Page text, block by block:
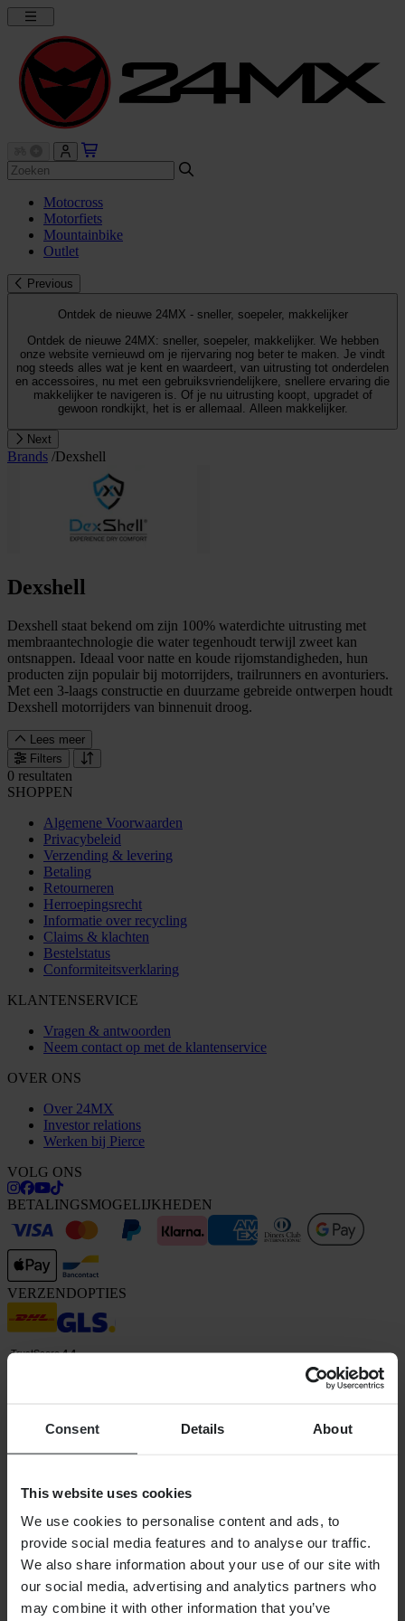
Consent Details About
This website uses cookies
We use cookies to personalise content and ads, to
provide social media features and to analyse our traffic.
We also share information about your use of our site with
our social media, advertising and analytics partners who
may combine it with other information that you’ve
Motocross
Motorfiets
Mountainbike
Outlet
Previous
Ontdek de nieuwe 24MX - sneller, soepeler, makkelijker
Ontdek de nieuwe 24MX: sneller, soepeler, makkelijker. We hebben
onze website vernieuwd om je rijervaring nog beter te maken. Je vindt
nog steeds alles wat je kent en waardeert, van uitrusting tot onderdelen
en accessoires, nu met een gebruiksvriendelijkere, snellere ervaring die
makkelijker te navigeren is. Of je nu uitrusting koopt, upgradet of
gewoon rondkijkt, het is er allemaal. Alleen makkelijker.
Next
Brands /Dexshell
Dexshell
Dexshell staat bekend om zijn 100% waterdichte uitrusting met
membraantechnologie die water tegenhoudt terwijl zweet kan
ontsnappen. Ideaal voor natte en koude rijomstandigheden, hun
producten zijn populair bij motorrijders, trailrunners en avonturiers.
Met een 3-laags constructie en duurzame gebreide ontwerpen houdt
Dexshell motorrijders van binnenuit droog.
Lees meer
Filters
0 resultaten
SHOPPEN
Algemene Voorwaarden
Privacybeleid
Verzending & levering
Betaling
Retourneren
Herroepingsrecht
Informatie over recycling
Claims & klachten
Bestelstatus
Conformiteitsverklaring
KLANTENSERVICE
Vragen & antwoorden
Neem contact op met de klantenservice
OVER ONS
Over 24MX
Investor relations
Werken bij Pierce
VOLG ONS
BETALINGSMOGELIJKHEDEN
VERZENDOPTIES
Pierce Group AB | Fleminggatan 20A, 112 26 Stockholm, Zweden
Handelsregister: Bolagsverket/Zweedse Kamer van Koophandel
Bedrijfsregistratienummer: 556763-1592
Gevolmachtigde vertegenwoordiger: Göran Dahlin
Btw-registratienummer: OSS VAT NO SE556763159201
SHOPPEN
Algemene Voorwaarden
Privacybeleid